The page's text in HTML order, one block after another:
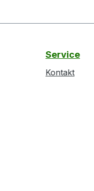
Service
Kontakt